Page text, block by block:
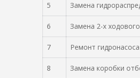
5 Замена
6 Замена 2-х
7 Ремонт
8 Замена коробки